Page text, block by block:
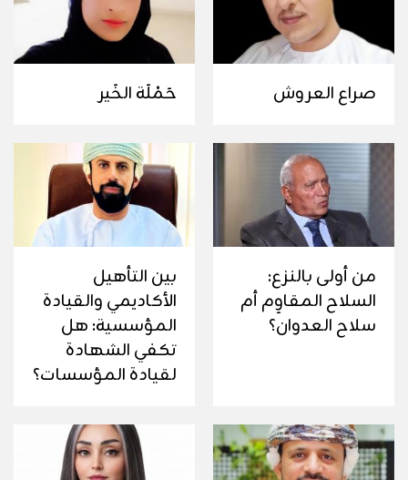
صراع العروش حَمْلَة الخَير
من أولى بالنزع:
السلاح المقاوِم أم
سلاح العدوان؟
بين التأهيل
الأكاديمي والقيادة
المؤسسية: هل
تكفي الشهادة
لقيادة المؤسسات؟